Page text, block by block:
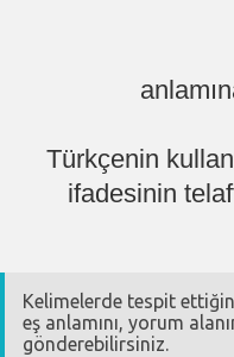
Türkçenin
ifadesinin
Kelimelerde tespit
eş anlamını, yorum
gönderebilirsiniz.